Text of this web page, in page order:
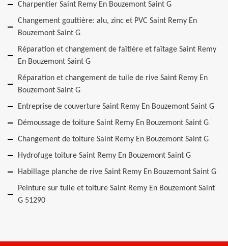
Charpentier Saint Remy En Bouzemont Saint G
Changement gouttière: alu, zinc et PVC Saint Remy En
Bouzemont Saint G
Réparation et changement de faîtière et faîtage Saint Remy
En Bouzemont Saint G
Réparation et changement de tuile de rive Saint Remy En
Bouzemont Saint G
Entreprise de couverture Saint Remy En Bouzemont Saint G
Démoussage de toiture Saint Remy En Bouzemont Saint G
Changement de toiture Saint Remy En Bouzemont Saint G
Hydrofuge toiture Saint Remy En Bouzemont Saint G
Habillage planche de rive Saint Remy En Bouzemont Saint G
Peinture sur tuile et toiture Saint Remy En Bouzemont Saint
G 51290